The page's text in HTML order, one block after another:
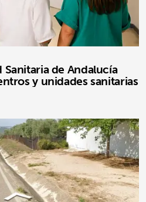
de Andalucía
y unidades sanitarias